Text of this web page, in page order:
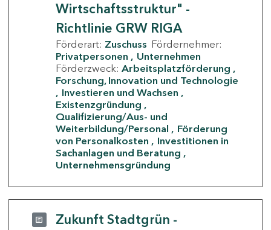
Wirtschaftsstruktur" -
Richtlinie GRW RIGA
Förderart: Zuschuss Fördernehmer:
Privatpersonen
Unternehmen
Förderzweck: Arbeitsplatzförderung
Forschung, Innovation und Technologie
Investieren und Wachsen
Existenzgründung
Qualifizierung/Aus- und
Weiterbildung/Personal
Förderung
von Personalkosten
Investitionen in
Sachanlagen und Beratung
Unternehmensgründung
Zukunft Stadtgrün -